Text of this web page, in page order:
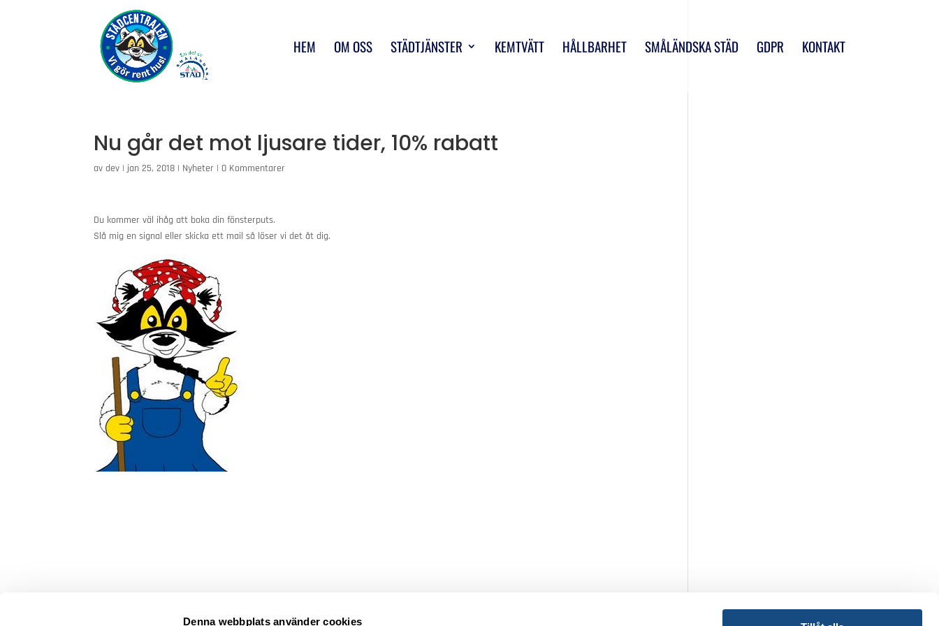
Denna webbplats använder cookies
HEM OM OSS STÄDTJÄNSTER KEMTVÄTT HÅLLBARHET SMÅLÄNDSKA STÄD GDPR KONTAKT
Nu går det mot ljusare tider, 10% rabatt
avdev |jan 25, 2018 | Nyheter | 0 Kommentarer
Du kommer väl ihåg att boka din fönsterputs.
Slå mig en signal eller skicka ett mail så löser vi det åt dig.